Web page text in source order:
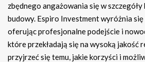
zbędnego angażowania się w
budowy. Espiro Investment wyróżnia się
oferując profesjonalne podejście i
które przekładają się na wysoką jakość
przyjrzeć się temu, jakie korzyści i